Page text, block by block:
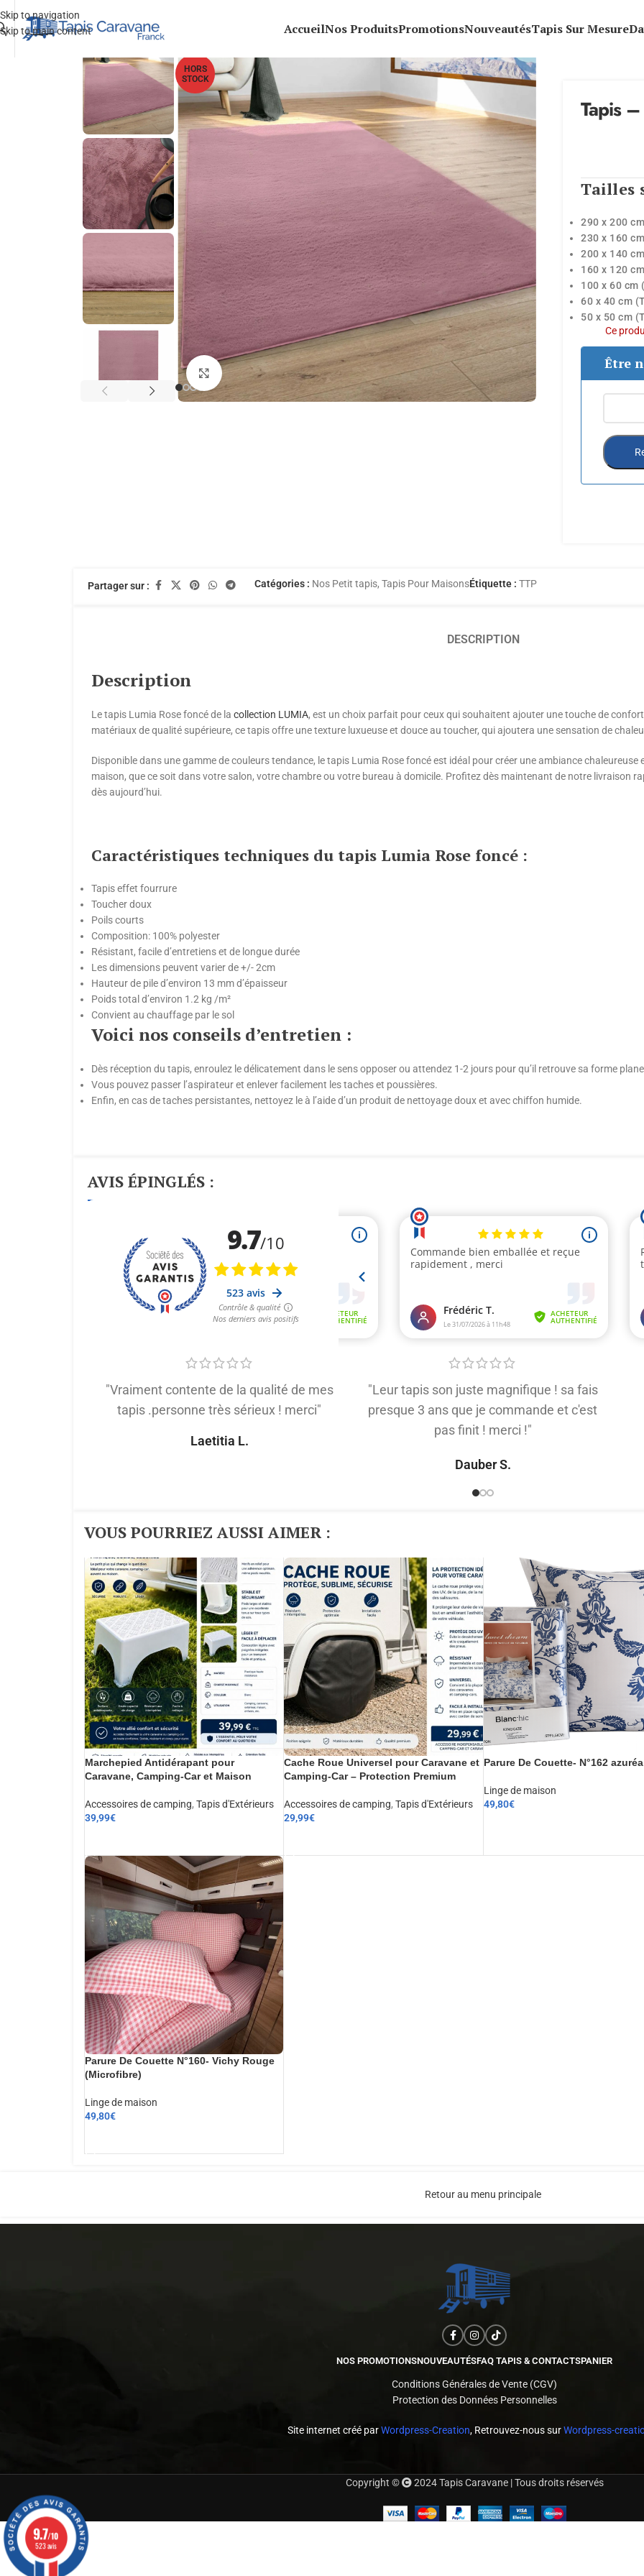
Skip to navigation
Skip to main content
AccueilNos ProduitsPromotionsNouveautésTapis Sur Mesure
HORS
STOCK
Agrandir
Tapis
Tailles
290 x 200
230 x 160
200 x 140
160 x 120
100 x 60
60 x 40 cm
50 x 50 cm
Ce
Être
Partager sur : Catégories : Nos Petit tapis, Tapis Pour MaisonsÉtiquette : TTP
DESCRIPTION
Description
Le tapis Lumia Rose foncé de la collection LUMIA, est un choix parfait pour ceux qui souhaitent ajouter une touche de
matériaux de qualité supérieure, ce tapis offre une texture luxueuse et douce au toucher, qui ajoutera une sensation de
Disponible dans une gamme de couleurs tendance, le tapis Lumia Rose foncé est idéal pour créer une ambiance chaleureuse
maison, que ce soit dans votre salon, votre chambre ou votre bureau à domicile. Profitez dès maintenant de notre livraison
dès aujourd’hui.
Caractéristiques techniques du tapis Lumia Rose foncé :
Tapis effet fourrure
Toucher doux
Poils courts
Composition: 100% polyester
Résistant, facile d’entretiens et de longue durée
Les dimensions peuvent varier de +/- 2cm
Hauteur de pile d’environ 13 mm d’épaisseur
Poids total d’environ 1.2 kg /m²
Convient au chauffage par le sol
Voici nos conseils d’entretien :
Dès réception du tapis, enroulez le délicatement dans le sens opposer ou attendez 1-2 jours pour qu’il retrouve sa forme
Vous pouvez passer l’aspirateur et enlever facilement les taches et poussières.
Enfin, en cas de taches persistantes, nettoyez le à l’aide d’un produit de nettoyage doux et avec chiffon humide.
AVIS ÉPINGLÉS :
"Vraiment contente de la qualité de mes
tapis .personne très sérieux ! merci"
Laetitia L.
"Leur tapis son juste magnifique ! sa fais
presque 3 ans que je commande et c'est
pas finit ! merci !"
Dauber S.
VOUS POURRIEZ AUSSI AIMER :​
Marchepied Antidérapant pour
Caravane, Camping-Car et Maison
Accessoires de camping, Tapis d'Extérieurs
39,99€
Cache Roue Universel pour Caravane et
Camping-Car – Protection Premium
Accessoires de camping, Tapis d'Extérieurs
29,99€
Parure De Couette- N°162 azuréa
Linge de maison
49,80€
Parure De Couette N°160- Vichy Rouge
(Microfibre)
Linge de maison
49,80€
Retour au menu principale
NOS PROMOTIONSNOUVEAUTÉSFAQ TAPIS & CONTACTSPANIER
Conditions Générales de Vente (CGV)
Protection des Données Personnelles
Site internet créé parWordpress-Creation, Retrouvez-nous surWordpress-
Copyright © 2024 Tapis Caravane | Tous droits réservés
9.7/10
523 avis